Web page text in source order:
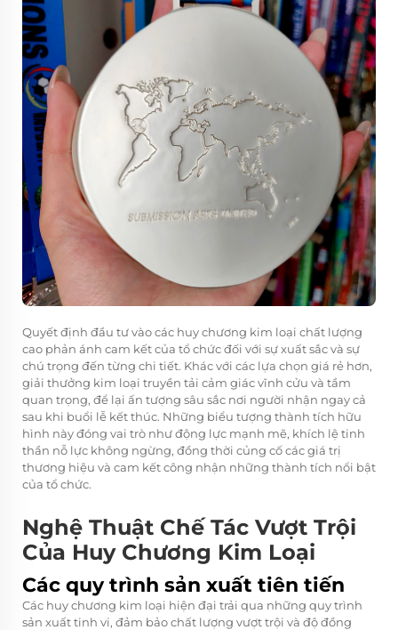
Quyết định đầu tư vào các huy chương kim loại chất lượng
cao phản ánh cam kết của tổ chức đối với sự xuất sắc và sự
chú trọng đến từng chi tiết. Khác với các lựa chọn giá rẻ hơn,
giải thưởng kim loại truyền tải cảm giác vĩnh cửu và tầm
quan trọng, để lại ấn tượng sâu sắc nơi người nhận ngay cả
sau khi buổi lễ kết thúc. Những biểu tượng thành tích hữu
hình này đóng vai trò như động lực mạnh mẽ, khích lệ tinh
thần nỗ lực không ngừng, đồng thời củng cố các giá trị
thương hiệu và cam kết công nhận những thành tích nổi bật
của tổ chức.
Nghệ Thuật Chế Tác Vượt Trội
Của Huy Chương Kim Loại
Các quy trình sản xuất tiên tiến
Các huy chương kim loại hiện đại trải qua những quy trình
sản xuất tinh vi, đảm bảo chất lượng vượt trội và độ đồng